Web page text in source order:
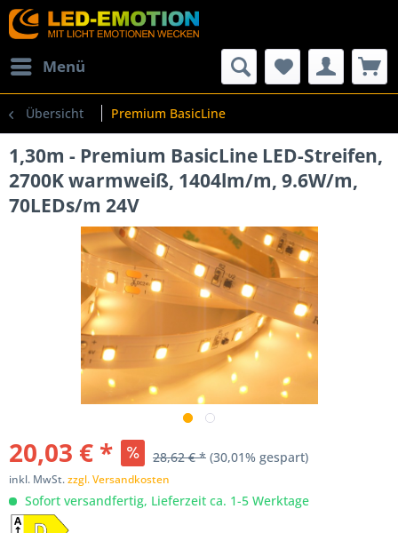
Menü
Übersicht Premium BasicLine
1,30m - Premium BasicLine LED-Streifen,
2700K warmweiß, 1404lm/m, 9.6W/m,
70LEDs/m 24V
20,03 € * 28,62 € * (30,01% gespart)
inkl. MwSt.zzgl. Versandkosten
Sofort versandfertig, Lieferzeit ca. 1-5 Werktage